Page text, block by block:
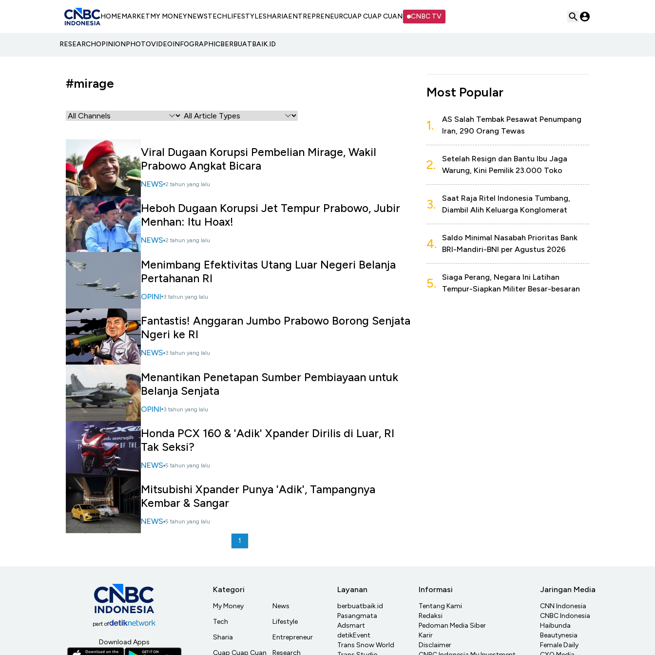
HOMEMARKETMY MONEYNEWSTECHLIFESTYLESHARIAENTREPRENEURCUAP CUAP CUAN CNBC TV
RESEARCHOPINIONPHOTOVIDEOINFOGRAPHICBERBUATBAIK.ID
#mirage
Viral Dugaan Korupsi Pembelian Mirage, Wakil
Prabowo Angkat Bicara
NEWS 2 tahun yang lalu
Heboh Dugaan Korupsi Jet Tempur Prabowo, Jubir
Menhan: Itu Hoax!
NEWS 2 tahun yang lalu
Menimbang Efektivitas Utang Luar Negeri Belanja
Pertahanan RI
OPINI 3 tahun yang lalu
Fantastis! Anggaran Jumbo Prabowo Borong Senjata
Ngeri ke RI
NEWS 3 tahun yang lalu
Menantikan Penetapan Sumber Pembiayaan untuk
Belanja Senjata
OPINI 3 tahun yang lalu
Honda PCX 160 & 'Adik' Xpander Dirilis di Luar, RI
Tak Seksi?
NEWS 5 tahun yang lalu
Mitsubishi Xpander Punya 'Adik', Tampangnya
Kembar & Sangar
NEWS 5 tahun yang lalu
1
Most Popular
1.
AS Salah Tembak Pesawat Penumpang
Iran, 290 Orang Tewas
2.
Setelah Resign dan Bantu Ibu Jaga
Warung, Kini Pemilik 23.000 Toko
3.
Saat Raja Ritel Indonesia Tumbang,
Diambil Alih Keluarga Konglomerat
4.
Saldo Minimal Nasabah Prioritas Bank
BRI-Mandiri-BNI per Agustus 2026
5.
Siaga Perang, Negara Ini Latihan
Tempur-Siapkan Militer Besar-besaran
part of
Download Apps
Kategori
My Money
Tech
Sharia
Cuap Cuap Cuan
News
Lifestyle
Entrepreneur
Research
Layanan
berbuatbaik.id
Pasangmata
Adsmart
detikEvent
Trans Snow World
Informasi
Tentang Kami
Redaksi
Pedoman Media Siber
Karir
Disclaimer
Jaringan Media
CNN Indonesia
CNBC Indonesia
Haibunda
Beautynesia
Female Daily